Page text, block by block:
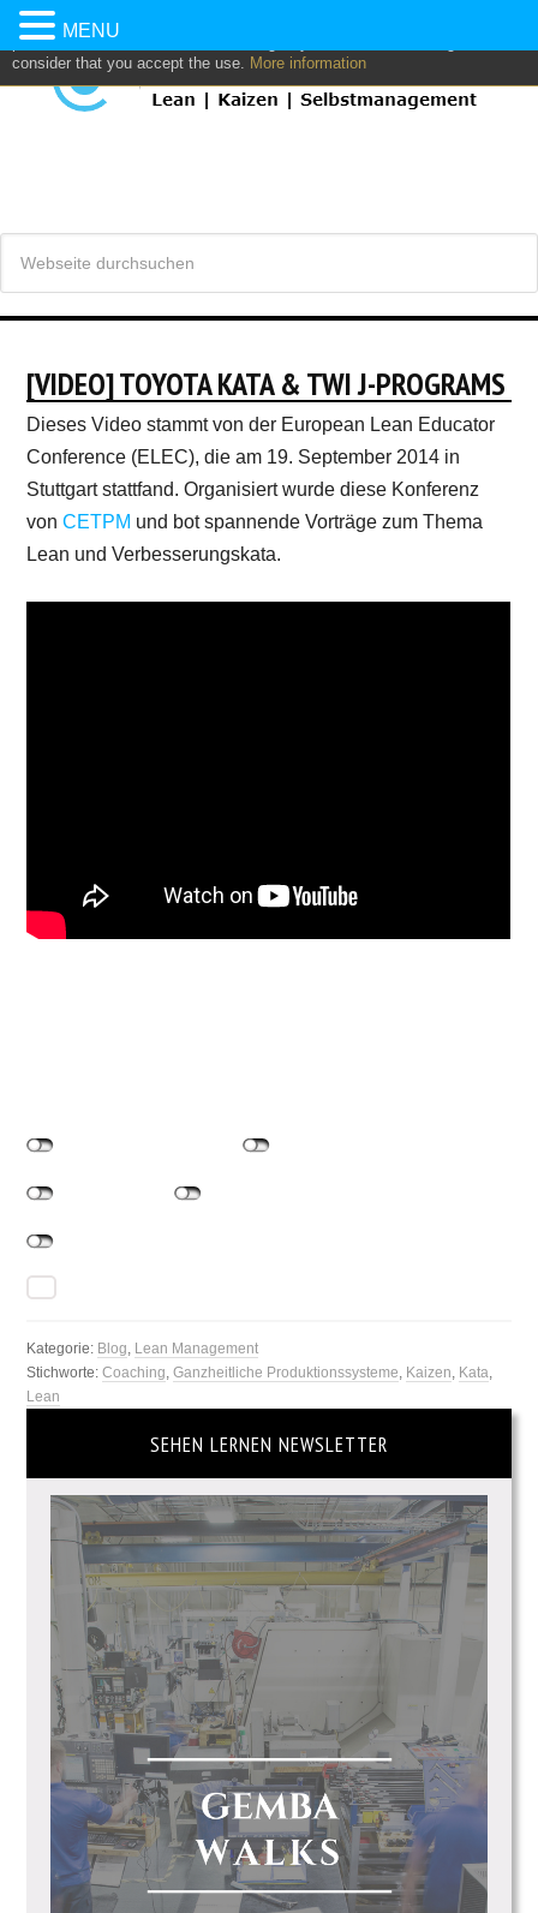
This website uses own and/or third parties cookies to: analyze,
personalize content and/or advertising. If you continue browsing, we
consider that you accept the use. More information
[VIDEO] TOYOTA KATA & TWI J-PROGRAMS
Dieses Video stammt von der European Lean Educator
Conference (ELEC), die am 19. September 2014 in
Stuttgart stattfand. Organisiert wurde diese Konferenz
vonCETPM und bot spannende Vorträge zum Thema
Lean und Verbesserungskata.
Kategorie: Blog, Lean Management
Stichworte:Coaching,Ganzheitliche Produktionssysteme, Kaizen, Kata,
Lean
SEHEN LERNEN NEWSLETTER
MENU